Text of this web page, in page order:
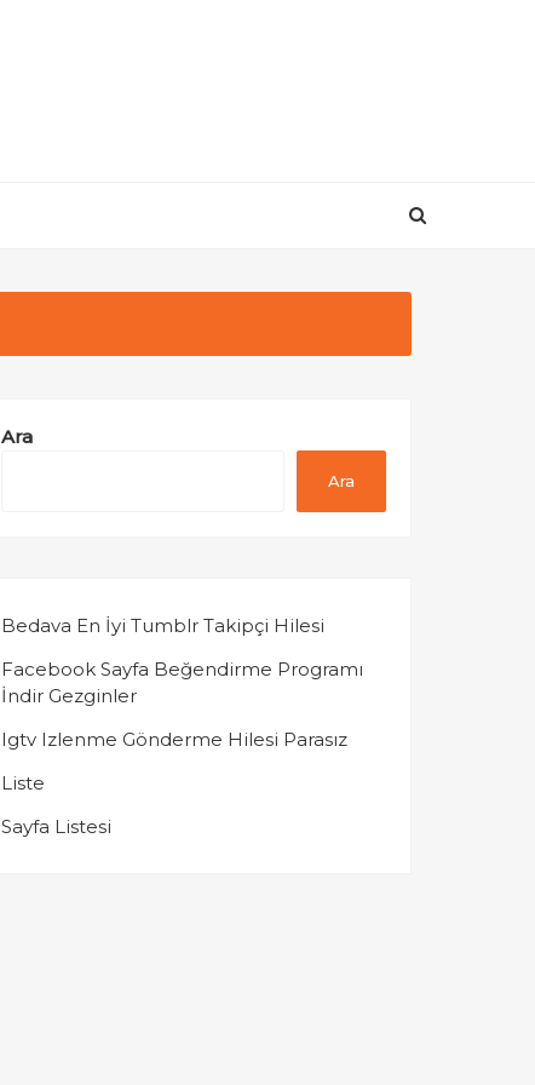
Ara
Ara
Bedava En İyi Tumblr Takipçi Hilesi
Facebook Sayfa Beğendirme Programı
İndir Gezginler
Igtv Izlenme Gönderme Hilesi Parasız
Liste
Sayfa Listesi